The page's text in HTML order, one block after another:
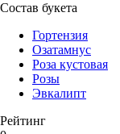
Состав букета
Гортензия
Озатамнус
Роза кустовая
Розы
Эвкалипт
Рейтинг